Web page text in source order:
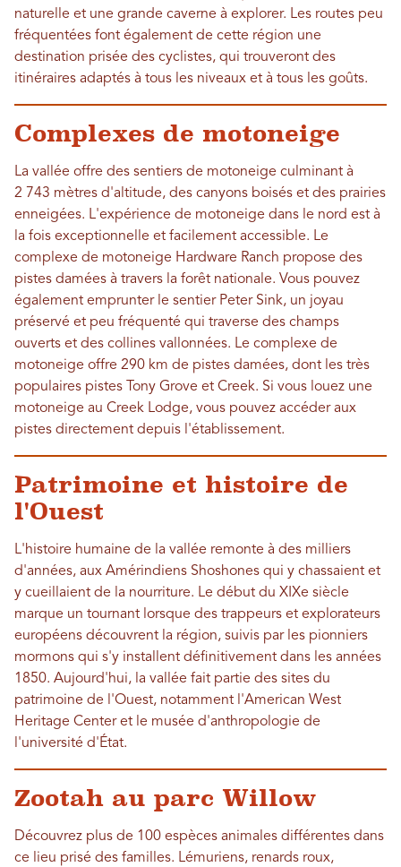
naturelle et une grande caverne à explorer. Les routes peu
fréquentées font également de cette région une
destination prisée des cyclistes, qui trouveront des
itinéraires adaptés à tous les niveaux et à tous les goûts.
Complexes de motoneige
La vallée offre des sentiers de motoneige culminant à
2 743 mètres d'altitude, des canyons boisés et des prairies
enneigées. L'expérience de motoneige dans le nord est à
la fois exceptionnelle et facilement accessible. Le
complexe de motoneige Hardware Ranch propose des
pistes damées à travers la forêt nationale. Vous pouvez
également emprunter le sentier Peter Sink, un joyau
préservé et peu fréquenté qui traverse des champs
ouverts et des collines vallonnées. Le complexe de
motoneige offre 290 km de pistes damées, dont les très
populaires pistes Tony Grove et Creek. Si vous louez une
motoneige au Creek Lodge, vous pouvez accéder aux
pistes directement depuis l'établissement.
Patrimoine et histoire de
l'Ouest
L'histoire humaine de la vallée remonte à des milliers
d'années, aux Amérindiens Shoshones qui y chassaient et
y cueillaient de la nourriture. Le début du XIXe siècle
marque un tournant lorsque des trappeurs et explorateurs
européens découvrent la région, suivis par les pionniers
mormons qui s'y installent définitivement dans les années
1850. Aujourd'hui, la vallée fait partie des sites du
patrimoine de l'Ouest, notamment l'American West
Heritage Center et le musée d'anthropologie de
l'université d'État.
Zootah au parc Willow
Découvrez plus de 100 espèces animales différentes dans
ce lieu prisé des familles. Lémuriens, renards roux,